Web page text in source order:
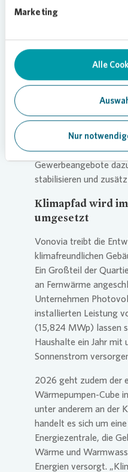
Marketing
Alle
Nur
profitierten mehr als
wurden rund 3.000
Auch Kitas, Schulen,
Einrichtungen hat
mit Spielmaterial,
entsteht in den
Menschen, die hier
machen mit und
sagt Stitz. Zudem
Gewerbeangebote
stabilisieren und
Klimapfad wird
umgesetzt
Vonovia treibt die
klimafreundlichen
Ein Großteil der
an Fernwärme
Unternehmen
installierten Leistung
(15,824 MWp) lassen
Haushalte ein Jahr mit
Sonnenstrom
2026 geht zudem der
Wärmepumpen-Cube
unter anderem an der
handelt es sich um
Energiezentrale, die
Wärme und
Energien versorgt.